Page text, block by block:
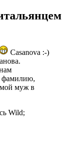
Casanova :-)
фамилию,
мой муж в
Wild;